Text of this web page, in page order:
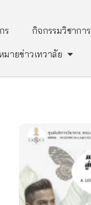
ร กิจกรรมวิชาการ
มายข่าวเทวาลัย